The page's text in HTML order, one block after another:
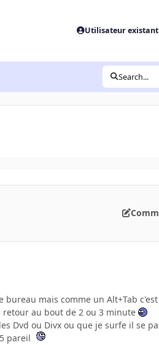
Utilisateur existant
Search...
mais comme un Alt+Tab
au bout de 2 ou 3 minute
Dvd ou Divx ou que je surfe il se
pareil